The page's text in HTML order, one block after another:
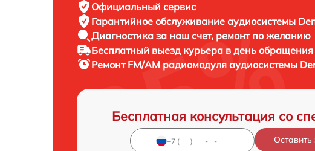
Официальный сервис
Гарантийное обслуживание аудиосистемы
Диагностика за наш счет, ремонт по желанию
Бесплатный выезд курьера в день обращения
Ремонт FM/AM радиомодуля аудиосистемы
Бесплатная консультация со
Оставить